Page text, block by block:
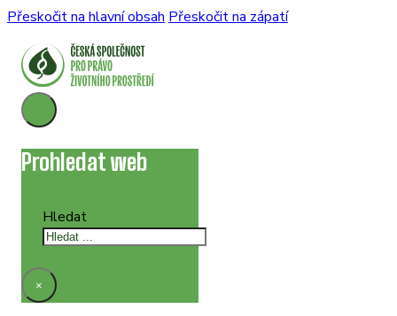
Přeskočit na hlavní obsah Přeskočit na zápatí
Prohledat web
Hledat
×